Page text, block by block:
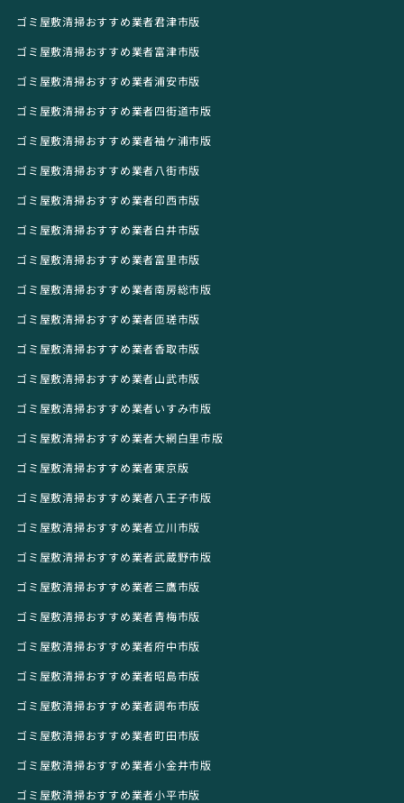
ゴミ屋敷清掃おすすめ業者君津市版
ゴミ屋敷清掃おすすめ業者富津市版
ゴミ屋敷清掃おすすめ業者浦安市版
ゴミ屋敷清掃おすすめ業者四街道市版
ゴミ屋敷清掃おすすめ業者袖ケ浦市版
ゴミ屋敷清掃おすすめ業者八街市版
ゴミ屋敷清掃おすすめ業者印西市版
ゴミ屋敷清掃おすすめ業者白井市版
ゴミ屋敷清掃おすすめ業者富里市版
ゴミ屋敷清掃おすすめ業者南房総市版
ゴミ屋敷清掃おすすめ業者匝瑳市版
ゴミ屋敷清掃おすすめ業者香取市版
ゴミ屋敷清掃おすすめ業者山武市版
ゴミ屋敷清掃おすすめ業者いすみ市版
ゴミ屋敷清掃おすすめ業者大網白里市版
ゴミ屋敷清掃おすすめ業者東京版
ゴミ屋敷清掃おすすめ業者八王子市版
ゴミ屋敷清掃おすすめ業者立川市版
ゴミ屋敷清掃おすすめ業者武蔵野市版
ゴミ屋敷清掃おすすめ業者三鷹市版
ゴミ屋敷清掃おすすめ業者青梅市版
ゴミ屋敷清掃おすすめ業者府中市版
ゴミ屋敷清掃おすすめ業者昭島市版
ゴミ屋敷清掃おすすめ業者調布市版
ゴミ屋敷清掃おすすめ業者町田市版
ゴミ屋敷清掃おすすめ業者小金井市版
ゴミ屋敷清掃おすすめ業者小平市版